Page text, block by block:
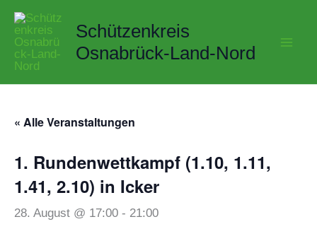
Zum
Inhalt
springen
Schützenkreis
Osnabrück-Land-Nord
« Alle Veranstaltungen
1. Rundenwettkampf (1.10, 1.11,
1.41, 2.10) in Icker
28. August @ 17:00 - 21:00